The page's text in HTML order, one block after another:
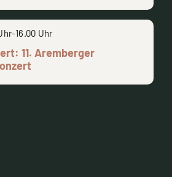
-16.00 Uhr
11. Aremberger